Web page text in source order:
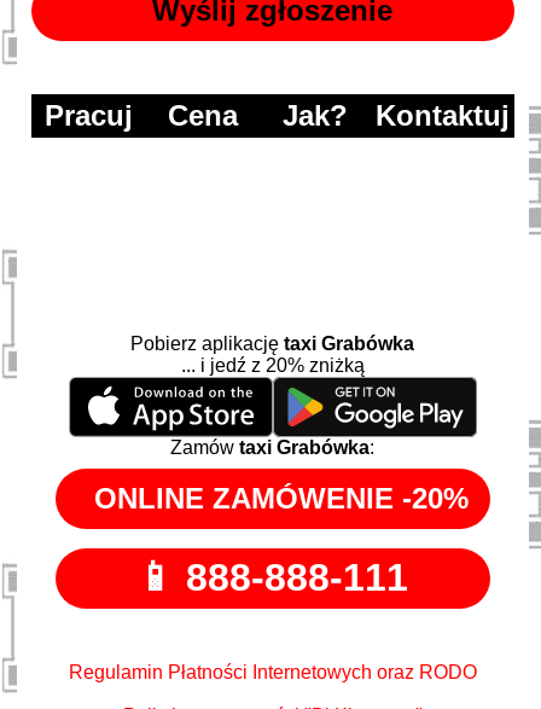
Pracuj Cena Jak? Kontaktuj
Pobierz aplikacjętaxi Grabówka
... i jedź z 20% zniżką
Zamówtaxi Grabówka:
Regulamin Płatności Internetowych oraz RODO